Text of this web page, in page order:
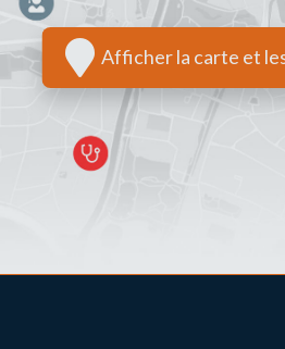
Afficher la carte et